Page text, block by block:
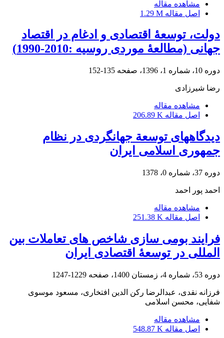
مشاهده مقاله
اصل مقاله 1.29 M
دولت، توسعۀ اقتصادی و ادغام در اقتصاد
جهانی (مطالعۀ موردی روسیه :2010-1990)
دوره 10، شماره 1، 1396، صفحه 135-152
رضا شیرزادی
مشاهده مقاله
اصل مقاله 206.89 K
دیدگاههای توسعة جهانگردی در نظام
جمهوری اسلامی ایران
دوره 37، شماره 0، 1378
احمد پور احمد
مشاهده مقاله
اصل مقاله 251.38 K
فرایند بومی‏ سازی شاخص ‏های تعاملات بین
‏المللی در توسعۀ اقتصادی ایران
دوره 53، شماره 4، زمستان 1400، صفحه 1229-1247
فرزانه نقدی، عبدالرضا رکن الدین افتخاری، مسعود موسوی
شفایی، محسن اسلامی
مشاهده مقاله
اصل مقاله 548.87 K